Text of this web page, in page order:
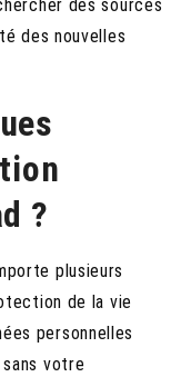
des sources
des nouvelles
?
plusieurs
de la vie
personnelles
votre